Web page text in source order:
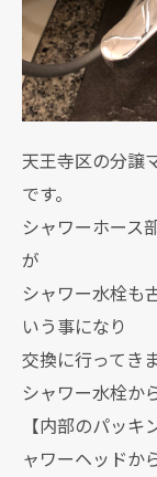
天王寺区の分譲
です。
シャワーホース
が
シャワー水栓も
いう事になり
交換に行ってき
シャワー水栓か
【内部のパッ
ャワーヘッドか